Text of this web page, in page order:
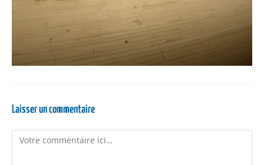
Laisser un commentaire